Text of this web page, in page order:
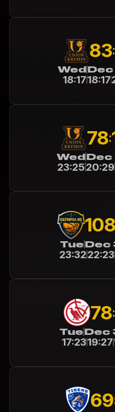
83:
WedDec
18:1718:17
78:
WedDec
23:2520:29
108
TueDec
23:3222:23
78:
TueDec
17:2319:27
69